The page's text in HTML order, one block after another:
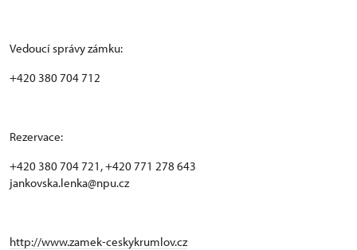
Vedoucí správy zámku:
+420 380 704 712
Rezervace:
+420 380 704 721, +420 771 278 643
jankovska.lenka@npu.cz
http://www.zamek-ceskykrumlov.cz